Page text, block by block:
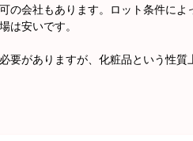
の会社もあります。ロット条件によ
は安いです。
要がありますが、化粧品という性質